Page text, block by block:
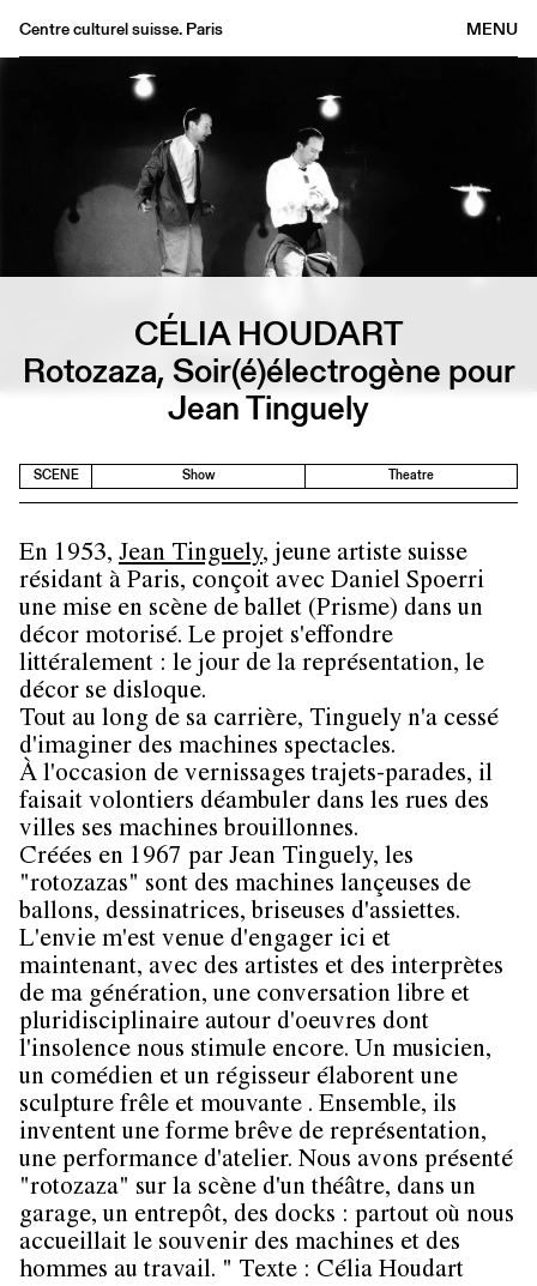
MENU
Centre culturel suisse. Paris
Archives
Medias
Publications
CÉLIA HOUDART
Rotozaza, Soir(é)électrogène pour
Jean Tinguely
SCENE Show Theatre
En 1953, Jean Tinguely, jeune artiste suisse
résidant à Paris, conçoit avec Daniel Spoerri
une mise en scène de ballet (Prisme) dans un
décor motorisé. Le projet s'effondre
littéralement : le jour de la représentation, le
décor se disloque.
Tout au long de sa carrière, Tinguely n'a cessé
d'imaginer des machines spectacles.
À l'occasion de vernissages trajets-parades, il
faisait volontiers déambuler dans les rues des
villes ses machines brouillonnes.
Créées en 1967 par Jean Tinguely, les
"rotozazas" sont des machines lançeuses de
ballons, dessinatrices, briseuses d'assiettes.
L'envie m'est venue d'engager ici et
maintenant, avec des artistes et des interprètes
de ma génération, une conversation libre et
pluridisciplinaire autour d'oeuvres dont
l'insolence nous stimule encore. Un musicien,
un comédien et un régisseur élaborent une
sculpture frêle et mouvante . Ensemble, ils
inventent une forme brêve de représentation,
une performance d'atelier. Nous avons présenté
"rotozaza" sur la scène d'un théâtre, dans un
garage, un entrepôt, des docks : partout où nous
accueillait le souvenir des machines et des
hommes au travail. " Texte : Célia Houdart